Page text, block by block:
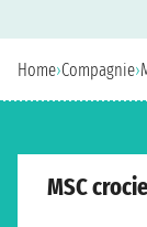
Home›Compagnie›
MSC